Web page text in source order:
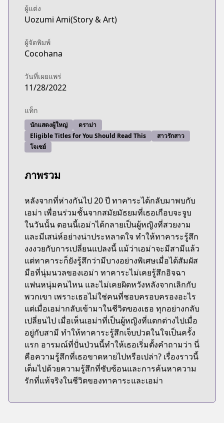
ผู้แต่ง
Uozumi Ami(Story & Art)
ผู้จัดพิมพ์
Cocohana
วันที่เผยแพร่
11/28/2022
แท็ก
นักแสดงผู้ใหญ่
ดราม่า
Eligible Titles for You Should Read This
สาวรักสาว
โจเซย์
ภาพรวม
หลังจากที่ห่างกันไป 20 ปี ทาคาระได้กลับมาพบกับ
เอม่า เพื่อนร่วมชั้นจากสมัยมัธยมที่เธอเกือบจะจูบ
ในวันนั้น ตอนนี้เอม่าได้กลายเป็นผู้หญิงที่สวยงาม
และมีเสน่ห์อย่างน่าประหลาดใจ ทำให้ทาคาระรู้สึก
งงงวยกับการเปลี่ยนแปลงนี้ แม้ว่าเอม่าจะมีสามีแล้ว
แต่ทาคาระก็ยังรู้สึกว่ามีบางอย่างพิเศษเมื่อได้สัมผัส
มือที่นุ่มนวลของเอม่า ทาคาระไม่เคยรู้สึกอิจฉา
แฟนหนุ่มคนไหน และไม่เคยผิดหวังหลังจากเลิกกับ
พวกเขา เพราะเธอไม่ใช่คนที่ชอบครอบครองอะไร
แต่เมื่อเอม่ากลับเข้ามาในชีวิตของเธอ ทุกอย่างกลับ
เปลี่ยนไป เมื่อเห็นเอม่าที่เป็นผู้หญิงที่แตกต่างไปเมื่อ
อยู่กับสามี ทำให้ทาคาระรู้สึกเจ็บปวดในใจเป็นครั้ง
แรก อารมณ์ที่ปั่นป่วนนี้ทำให้เธอเริ่มตั้งคำถามว่า นี่
คือความรู้สึกที่เธอขาดหายไปหรือเปล่า? เรื่องราวนี้
เต็มไปด้วยความรู้สึกที่ซับซ้อนและการค้นหาความ
รักที่แท้จริงในชีวิตของทาคาระและเอม่า